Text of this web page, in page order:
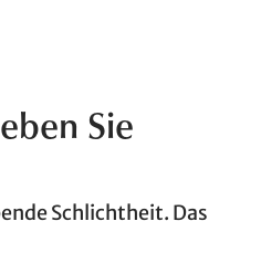
Sie
Schlichtheit. Das